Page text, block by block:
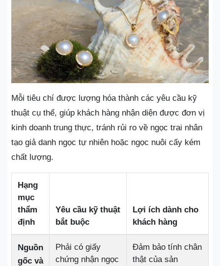
Mỗi tiêu chí được lượng hóa thành các yêu cầu kỹ
thuật cụ thể, giúp khách hàng nhận diện được đơn vị
kinh doanh trung thực, tránh rủi ro về ngọc trai nhân
tạo giả danh ngọc tự nhiên hoặc ngọc nuôi cấy kém
chất lượng.
Hạng
mục
thẩm
định
Yêu cầu kỹ thuật
bắt buộc
Lợi ích dành cho
khách hàng
Nguồn
gốc và
Phải có giấy
chứng nhận ngọc
Đảm bảo tính chân
thật của sản